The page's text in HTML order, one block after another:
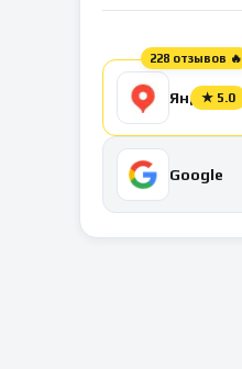
228 отзывов 🔥
Яндекс
★ 5.0
Google